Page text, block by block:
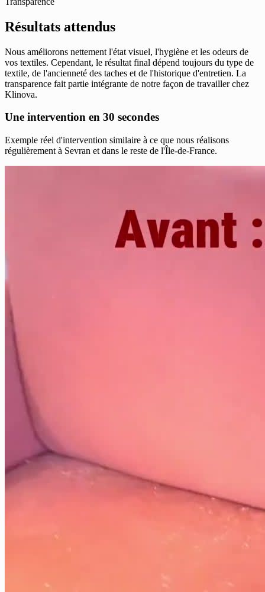
Résultats attendus
Nous améliorons nettement l'état visuel, l'hygiène et les odeurs de
vos textiles. Cependant, le résultat final dépend toujours du type de
textile, de l'ancienneté des taches et de l'historique d'entretien. La
transparence fait partie intégrante de notre façon de travailler chez
Klinova.
Une intervention en 30 secondes
Exemple réel d'intervention similaire à ce que nous réalisons
régulièrement à Sevran et dans le reste de l'Île-de-France.